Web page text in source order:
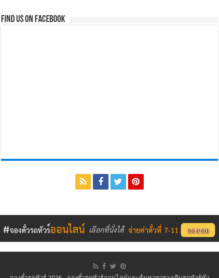
Find us on Facebook